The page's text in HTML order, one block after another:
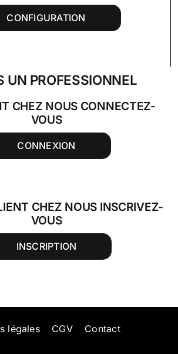
CONFIGURATION
UN PROFESSIONNEL
CHEZ NOUS CONNECTEZ-
VOUS
CONNEXION
CHEZ NOUS INSCRIVEZ-
VOUS
INSCRIPTION
légales CGV Contact